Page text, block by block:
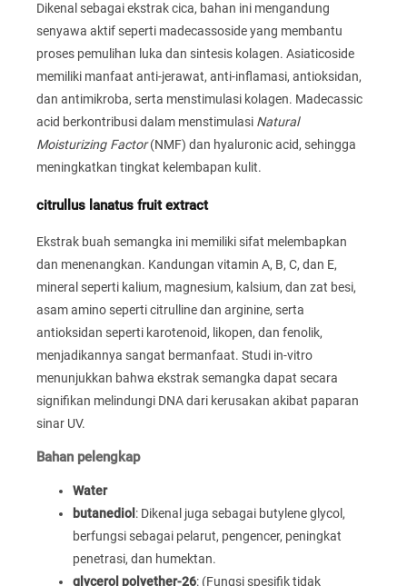
Dikenal sebagai ekstrak cica, bahan ini mengandung
senyawa aktif seperti madecassoside yang membantu
proses pemulihan luka dan sintesis kolagen. Asiaticoside
memiliki manfaat anti-jerawat, anti-inflamasi, antioksidan,
dan antimikroba, serta menstimulasi kolagen. Madecassic
acid berkontribusi dalam menstimulasi Natural
Moisturizing Factor(NMF) dan hyaluronic acid, sehingga
meningkatkan tingkat kelembapan kulit.
citrullus lanatus fruit extract
Ekstrak buah semangka ini memiliki sifat melembapkan
dan menenangkan. Kandungan vitamin A, B, C, dan E,
mineral seperti kalium, magnesium, kalsium, dan zat besi,
asam amino seperti citrulline dan arginine, serta
antioksidan seperti karotenoid, likopen, dan fenolik,
menjadikannya sangat bermanfaat. Studi in-vitro
menunjukkan bahwa ekstrak semangka dapat secara
signifikan melindungi DNA dari kerusakan akibat paparan
sinar UV.
Bahan pelengkap
Water
butanediol : Dikenal juga sebagai butylene glycol,
berfungsi sebagai pelarut, pengencer, peningkat
penetrasi, dan humektan.
glycerol polyether-26: (Fungsi spesifik tidak